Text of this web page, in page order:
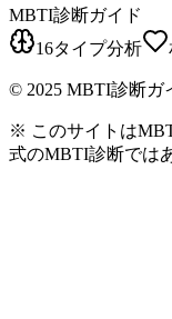
MBTI診断ガイド
16タイプ分析
© 2025 MBTI診断ガ
※ このサイトは
式のMBTI診断では